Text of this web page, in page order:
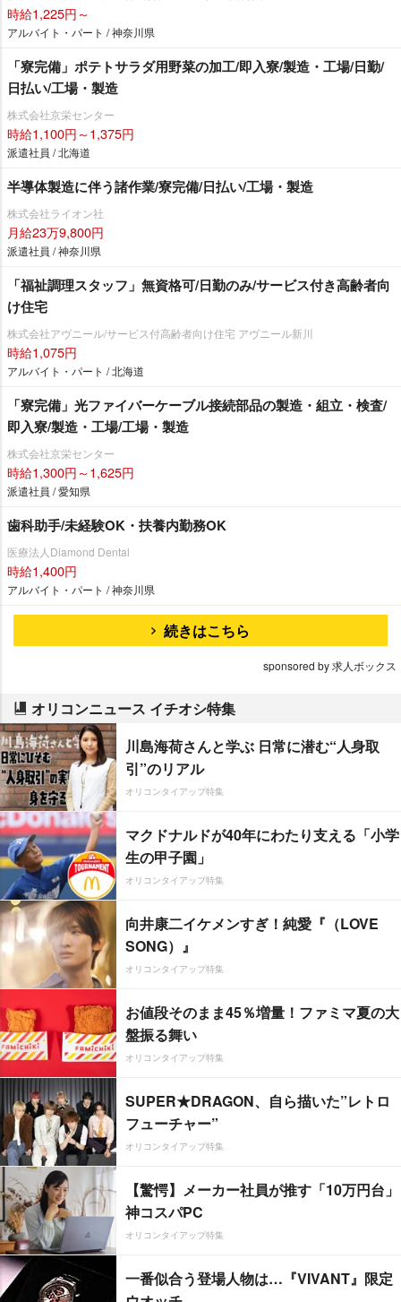
時給1,225円～
アルバイト・パート / 神奈川県
「寮完備」ポテトサラダ用野菜の加工/即入寮/製造・工場/日勤/
日払い/工場・製造
株式会社京栄センター
時給1,100円～1,375円
派遣社員 / 北海道
半導体製造に伴う諸作業/寮完備/日払い/工場・製造
株式会社ライオン社
月給23万9,800円
派遣社員 / 神奈川県
「福祉調理スタッフ」無資格可/日勤のみ/サービス付き高齢者向
け住宅
株式会社アヴニール/サービス付高齢者向け住宅 アヴニール新川
時給1,075円
アルバイト・パート / 北海道
「寮完備」光ファイバーケーブル接続部品の製造・組立・検査/
即入寮/製造・工場/工場・製造
株式会社京栄センター
時給1,300円～1,625円
派遣社員 / 愛知県
歯科助手/未経験OK・扶養内勤務OK
医療法人Diamond Dental
時給1,400円
アルバイト・パート / 神奈川県
続きはこちら
sponsored by 求人ボックス
オリコンニュース イチオシ特集
川島海荷さんと学ぶ 日常に潜む“人身取
引”のリアル
オリコンタイアップ特集
マクドナルドが40年にわたり支える「小学
生の甲子園」
オリコンタイアップ特集
向井康二イケメンすぎ！純愛『（LOVE
SONG）』
オリコンタイアップ特集
お値段そのまま45％増量！ファミマ夏の大
盤振る舞い
オリコンタイアップ特集
SUPER★DRAGON、自ら描いた”レトロ
フューチャー”
オリコンタイアップ特集
【驚愕】メーカー社員が推す「10万円台」
神コスパPC
オリコンタイアップ特集
一番似合う登場人物は…『VIVANT』限定